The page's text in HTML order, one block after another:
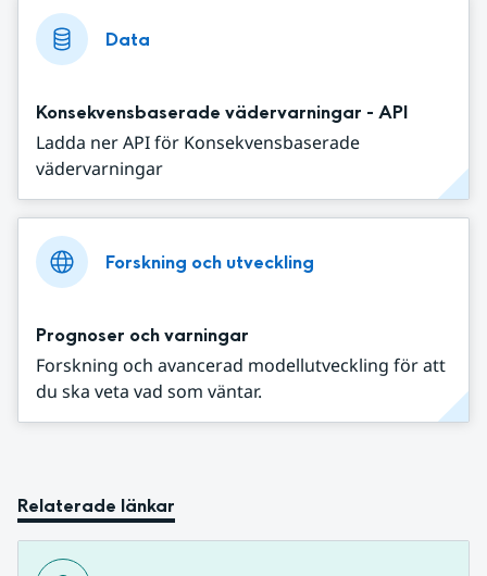
Data
Konsekvensbaserade vädervarningar - API
Ladda ner API för Konsekvensbaserade
vädervarningar
Forskning och utveckling
Prognoser och varningar
Forskning och avancerad modellutveckling för att
du ska veta vad som väntar.
Relaterade länkar